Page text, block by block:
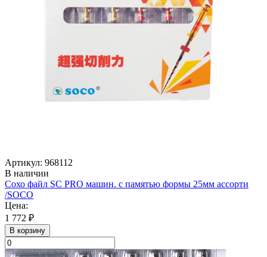
Артикул: 968112
В наличии
Сохо файл SC PRO машин. с памятью формы 25мм ассорти
/SOСO
Цена:
1 772 ₽
В корзину